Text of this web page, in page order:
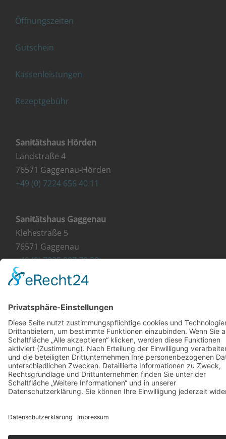
Öffnungszeiten
Gutschein
Kassenleistungen
Rezeptgebühr
Sanitätshaus Hörden
Landstraße 4
76571 Gaggenau-Hörden
+49 (0) 7224 656 40 11
Sanitätshaus Gaggenau
Klehestraße 5
76571 Gaggenau
+49 (0) 7225 987 79 30
© Copyright 2023 - Orthopädie Wurst
Kontakt Impressum Datenschutzerklärung
Diese Website ist mit viel ❤ von werbekueche.com